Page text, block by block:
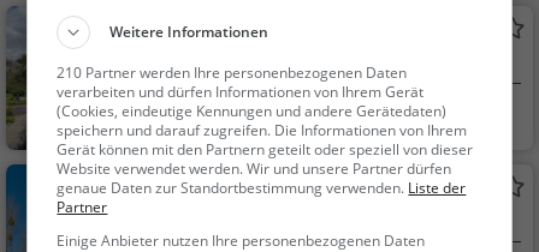
Sankt-Petri-Kirche
Kathedrale / Dom in Magdeburg
Magdeburg
Familie & Kinder,
Sehenswürdigkeit
Johanniskirche
Weitere Informationen
210 Partner werden Ihre personenbezogenen Daten
verarbeiten und dürfen Informationen von Ihrem Gerät
(Cookies, eindeutige Kennungen und andere Gerätedaten)
speichern und darauf zugreifen. Die Informationen von Ihrem
Gerät können mit den Partnern geteilt oder speziell von dieser
Website verwendet werden. Wir und unsere Partner dürfen
genaue Daten zur Standortbestimmung verwenden. Liste der
Partner
Einige Anbieter nutzen Ihre personenbezogenen Daten